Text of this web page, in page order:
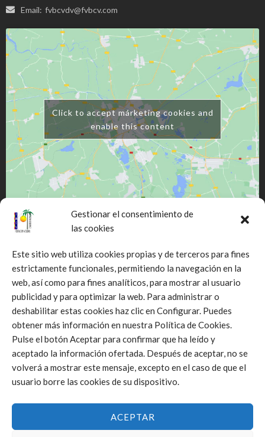
Gestionar el consentimiento de
las cookies
Este sitio web utiliza cookies propias y de terceros para fines
estrictamente funcionales, permitiendo la navegación en la
web, así como para fines analíticos, para mostrar al usuario
publicidad y para optimizar la web. Para administrar o
deshabilitar estas cookies haz clic en Configurar. Puedes
obtener más información en nuestra Política de Cookies.
Pulse el botón Aceptar para confirmar que ha leído y
aceptado la información ofertada. Después de aceptar, no se
volverá a mostrar este mensaje, excepto en el caso de que el
usuario borre las cookies de su dispositivo.
ACEPTAR
Email: fvbcvdv@fvbcv.com
Click to accept márketing cookies and
enable this content
Click to accept márketing cookies and
enable this content